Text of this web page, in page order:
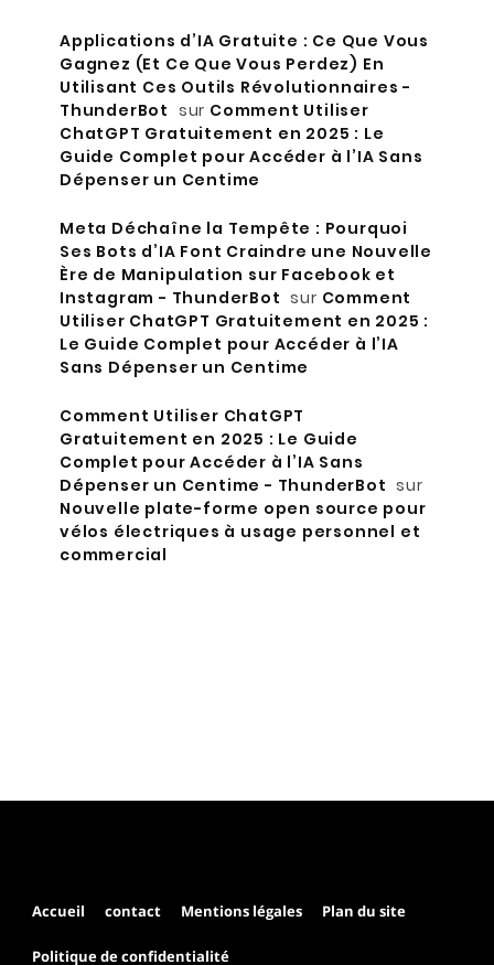
Applications d’IA Gratuite : Ce Que Vous
Gagnez (Et Ce Que Vous Perdez) En
Utilisant Ces Outils Révolutionnaires -
ThunderBot sur Comment Utiliser
ChatGPT Gratuitement en 2025 : Le
Guide Complet pour Accéder à l’IA Sans
Dépenser un Centime
Meta Déchaîne la Tempête : Pourquoi
Ses Bots d’IA Font Craindre une Nouvelle
Ère de Manipulation sur Facebook et
Instagram - ThunderBot sur Comment
Utiliser ChatGPT Gratuitement en 2025 :
Le Guide Complet pour Accéder à l’IA
Sans Dépenser un Centime
Comment Utiliser ChatGPT
Gratuitement en 2025 : Le Guide
Complet pour Accéder à l’IA Sans
Dépenser un Centime - ThunderBot sur
Nouvelle plate-forme open source pour
vélos électriques à usage personnel et
commercial
Accueil contact Mentions légales Plan du site
Politique de confidentialité